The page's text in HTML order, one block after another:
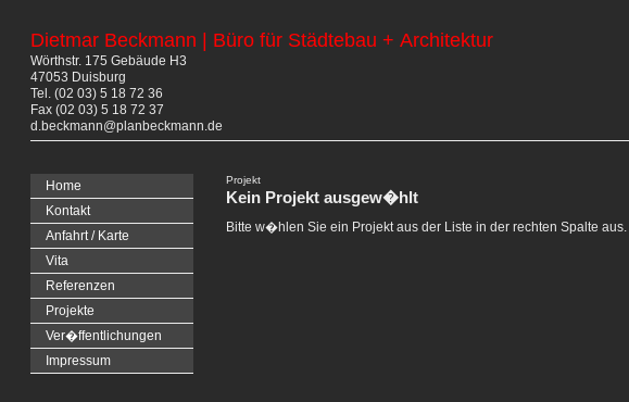
Dietmar Beckmann | Büro für Städtebau + Architektur
Wörthstr. 175 Gebäude H3
47053 Duisburg
Tel. (02 03) 5 18 72 36
Fax (02 03) 5 18 72 37
d.beckmann@planbeckmann.de
Home
Kontakt
Anfahrt / Karte
Vita
Referenzen
Projekte
Ver�ffentlichungen
Impressum
Projekt
Kein Projekt ausgew�hlt
Bitte w�hlen Sie ein Projekt aus der Liste in der rechten Spalte aus.